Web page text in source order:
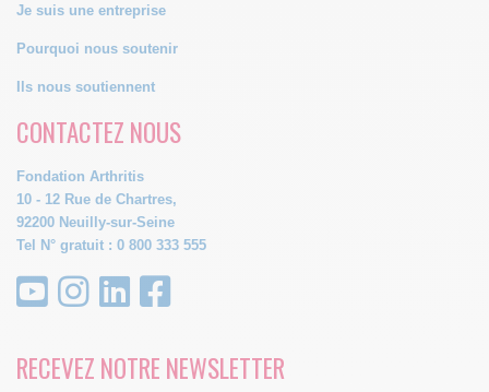
Je suis une entreprise
Pourquoi nous soutenir
Ils nous soutiennent
CONTACTEZ NOUS
Fondation Arthritis
10 - 12 Rue de Chartres,
92200 Neuilly-sur-Seine
Tel N° gratuit : 0 800 333 555
RECEVEZ NOTRE NEWSLETTER